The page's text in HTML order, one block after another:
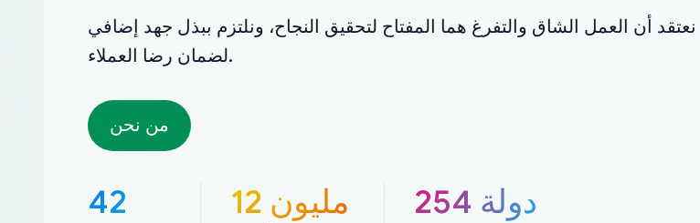
نعتقد أن العمل الشاق والتفرغ هما المفتاح لتحقيق النجاح، ونلتزم ببذل جهد إضافي
لضمان رضا العملاء.
من نحن
42 12 مليون 254 دولة